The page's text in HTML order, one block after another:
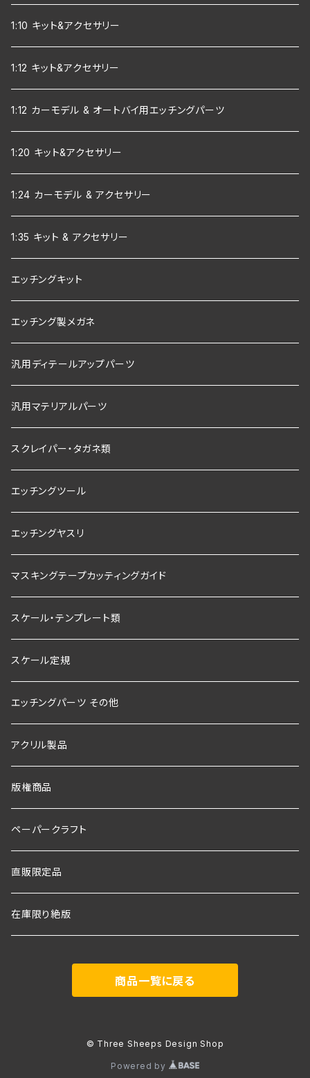
1:10 キット&アクセサリー
1:12 キット&アクセサリー
1:12 カーモデル & オートバイ用エッチングパーツ
1:20 キット&アクセサリー
1:24 カーモデル & アクセサリー
1:35 キット & アクセサリー
エッチングキット
エッチング製メガネ
汎用ディテールアップパーツ
汎用マテリアルパーツ
スクレイパー・タガネ類
エッチングツール
エッチングヤスリ
マスキングテープカッティングガイド
スケール・テンプレート類
スケール定規
エッチングパーツ その他
アクリル製品
版権商品
ペーパークラフト
直販限定品
在庫限り絶版
商品一覧に戻る
© Three Sheeps Design Shop
Powered by